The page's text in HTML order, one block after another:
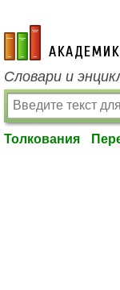
academic.ru
Словари и
Толкования